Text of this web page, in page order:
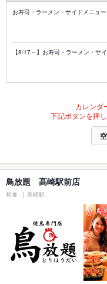
お寿司・ラーメン・サイドメニュ
【8/17～】お寿司・ラーメン・サ
カレンダ
下記ボタンを押
鳥放題 高崎駅前店
和食 高崎駅